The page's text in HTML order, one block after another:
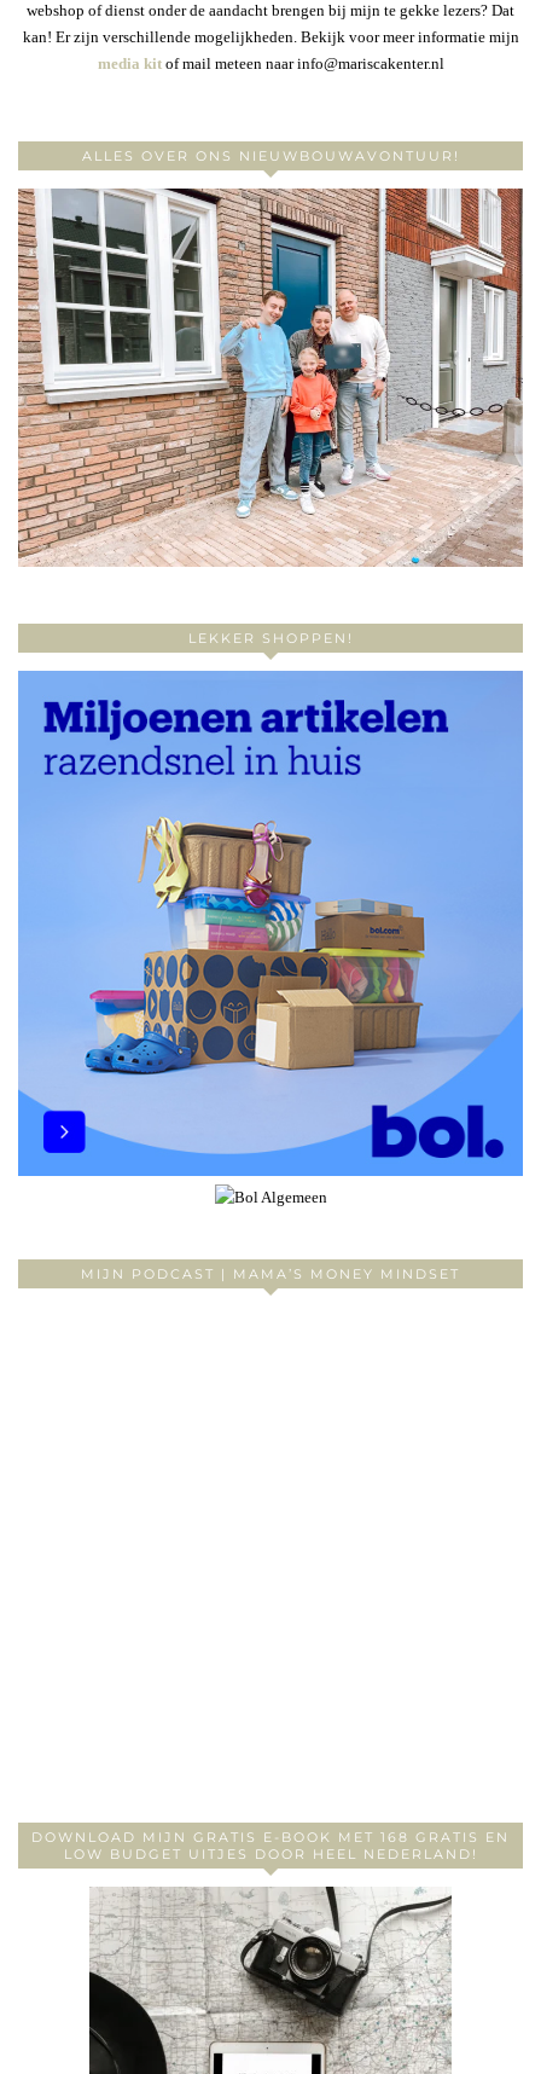
webshop of dienst onder de aandacht brengen bij mijn te gekke lezers? Dat
kan! Er zijn verschillende mogelijkheden. Bekijk voor meer informatie mijn
media kitof mail meteen naar info@mariscakenter.nl
ALLES OVER ONS NIEUWBOUWAVONTUUR!
LEKKER SHOPPEN!
MIJN PODCAST | MAMA’S MONEY MINDSET
DOWNLOAD MIJN GRATIS E-BOOK MET 168 GRATIS EN
LOW BUDGET UITJES DOOR HEEL NEDERLAND!